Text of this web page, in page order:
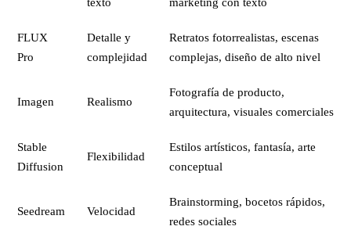
texto marketing con texto
FLUX
Pro
Detalle y
complejidad
Retratos fotorrealistas, escenas
complejas, diseño de alto nivel
Imagen Realismo
Fotografía de producto,
arquitectura, visuales comerciales
Stable
Diffusion
Flexibilidad
Estilos artísticos, fantasía, arte
conceptual
Seedream Velocidad
Brainstorming, bocetos rápidos,
redes sociales